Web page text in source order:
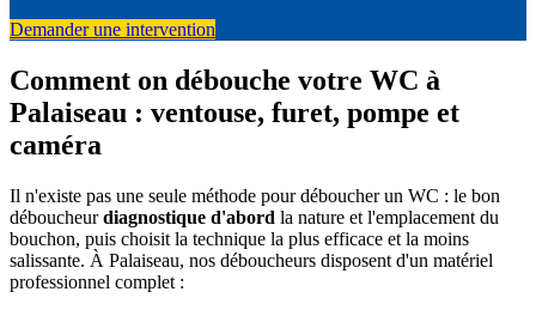
Demander une intervention
Comment on débouche votre WC à
Palaiseau : ventouse, furet, pompe et
caméra
Il n'existe pas une seule méthode pour déboucher un WC : le bon
déboucheurdiagnostique d'abord la nature et l'emplacement du
bouchon, puis choisit la technique la plus efficace et la moins
salissante. À Palaiseau, nos déboucheurs disposent d'un matériel
professionnel complet :